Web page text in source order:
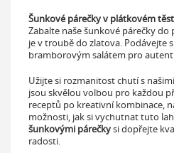
Šunkové párečky v plátkovém
Zabalte naše šunkové párečky
je v troubě do zlatova. Podávejte
bramborovým salátem pro
Užijte si rozmanitost chutí s našimi
jsou skvělou volbou pro každou
receptů po kreativní kombinace,
možnosti, jak si vychutnat tuto
šunkovými párečkysi dopřejte
radosti.